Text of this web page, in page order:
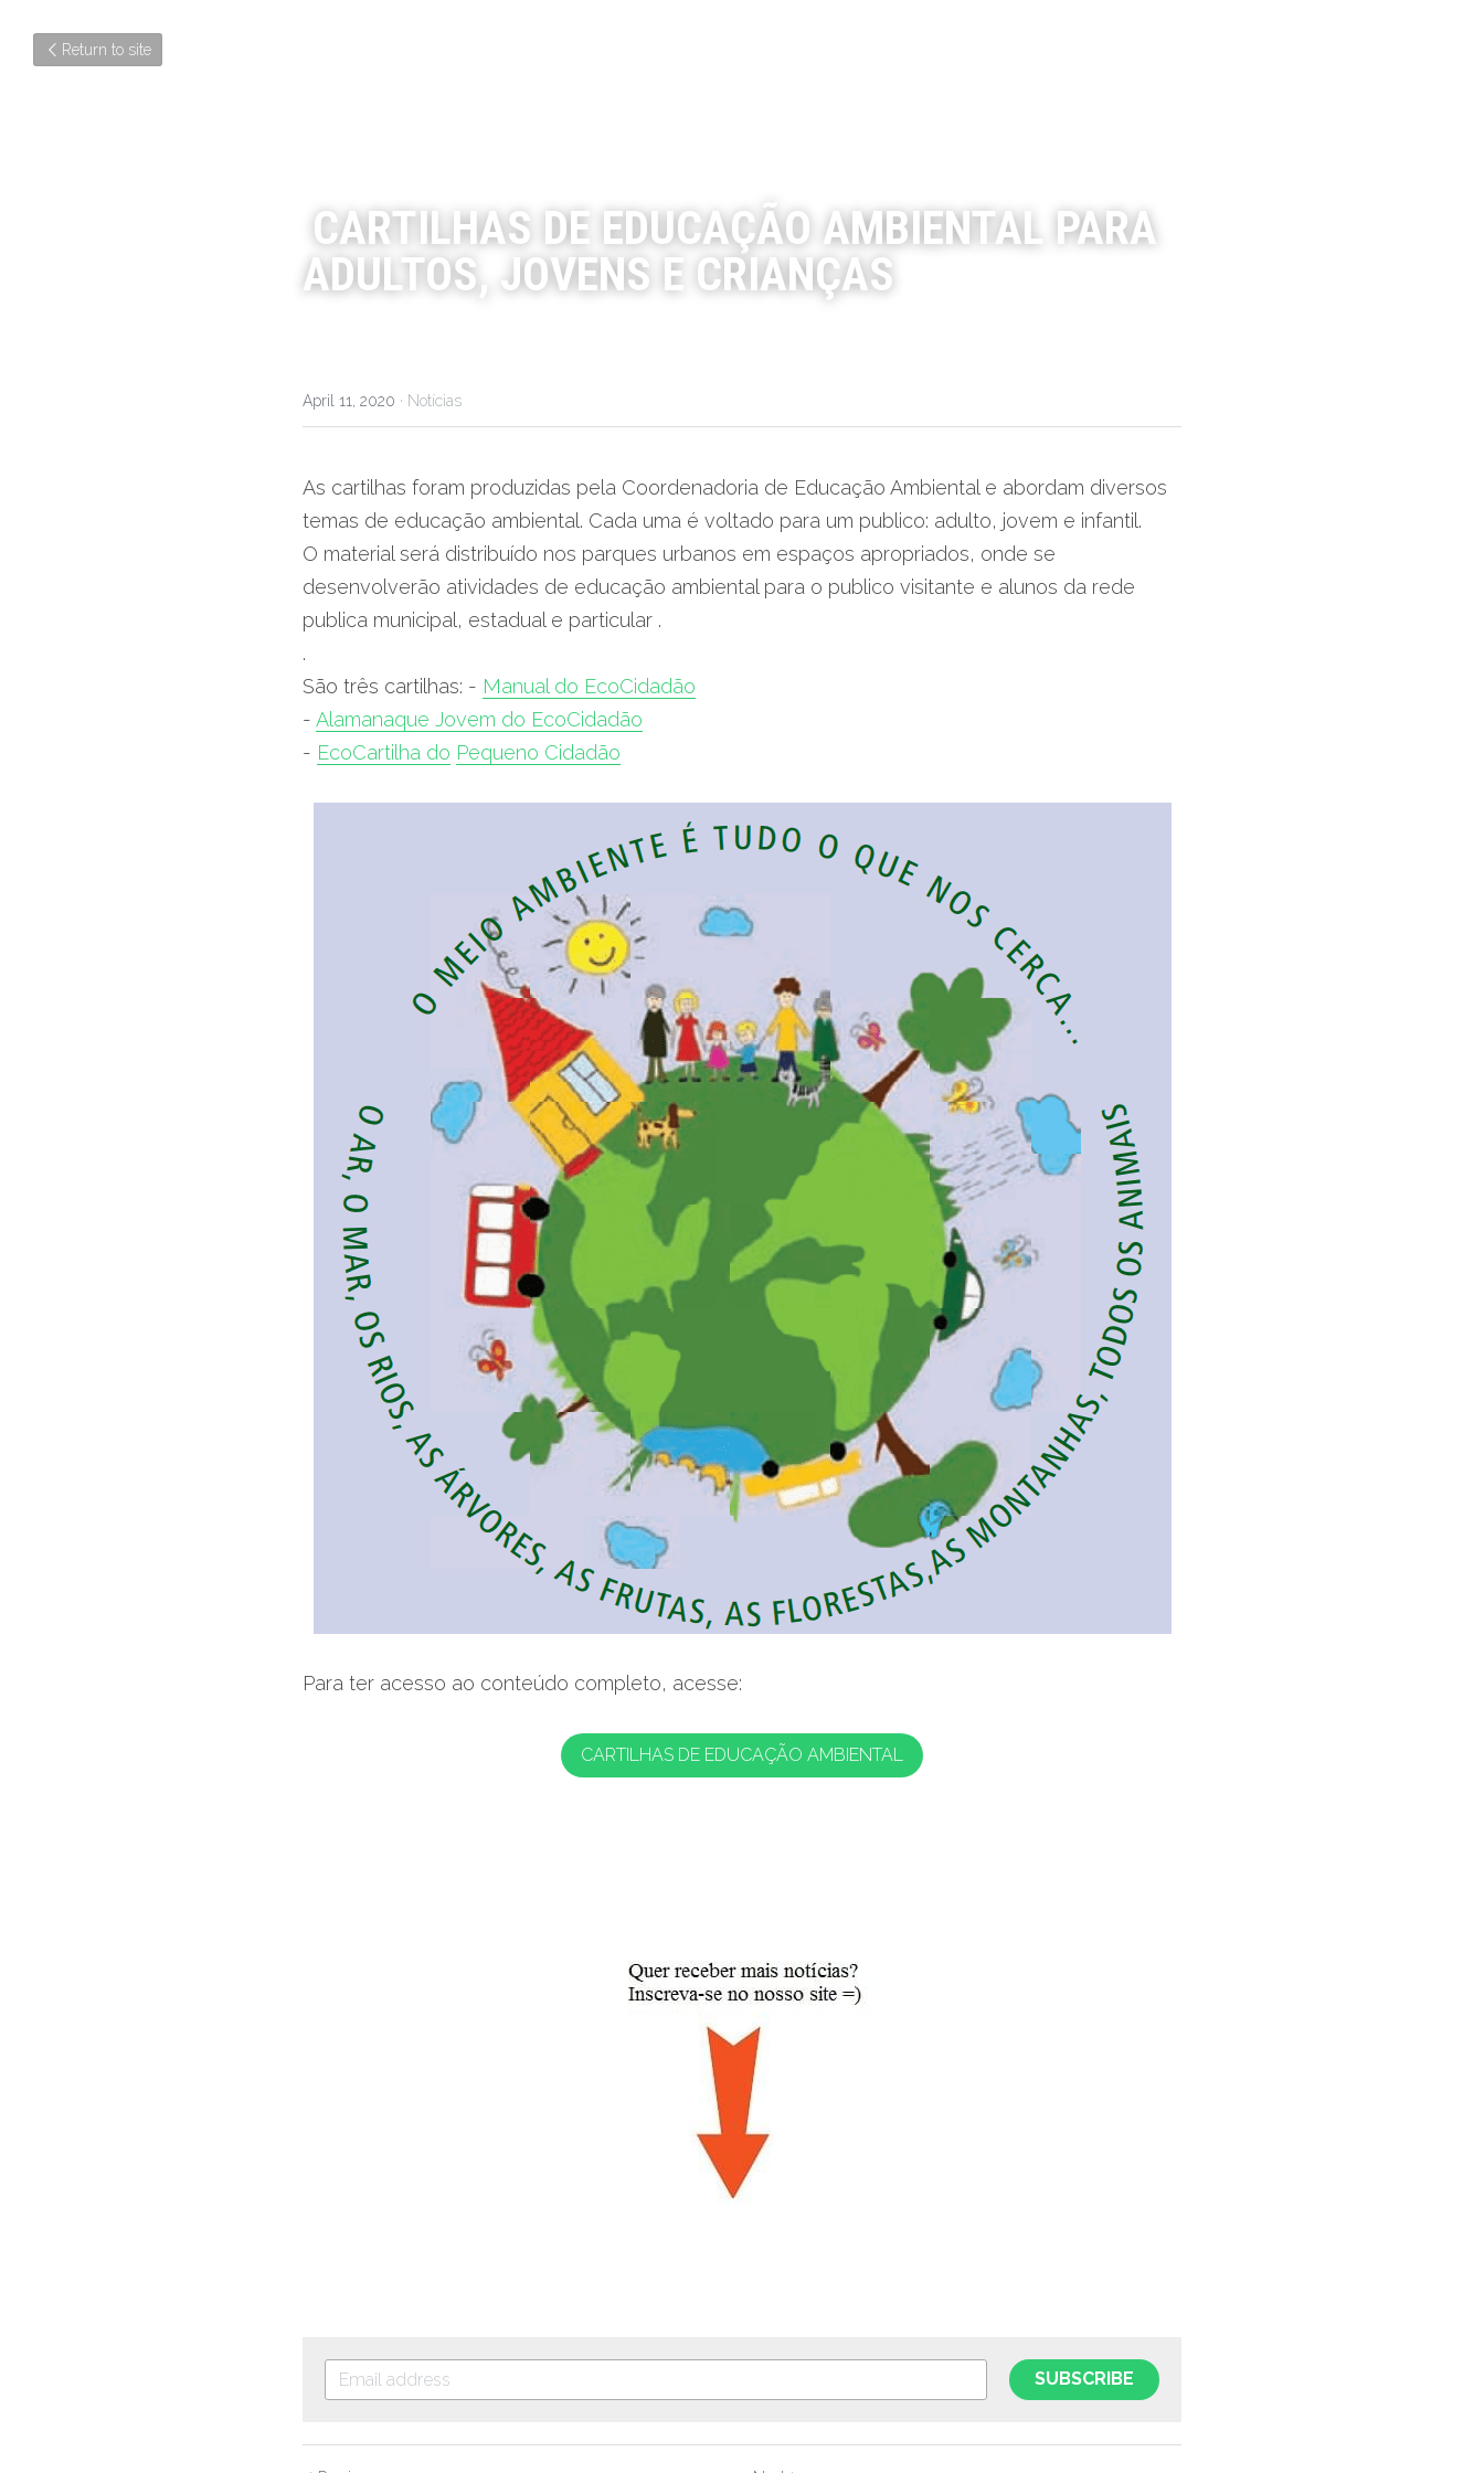
Return to site
CARTILHAS DE EDUCAÇÃO AMBIENTAL PARA
ADULTOS, JOVENS E CRIANÇAS
April 11, 2020 · Notícias
As cartilhas foram produzidas pela Coordenadoria de Educação Ambiental e abordam diversos
temas de educação ambiental. Cada uma é voltado para um publico: adulto, jovem e infantil.
O material será distribuído nos parques urbanos em espaços apropriados, onde se
desenvolverão atividades de educação ambiental para o publico visitante e alunos da rede
publica municipal, estadual e particular .
.
São três cartilhas: - Manual do EcoCidadão
- Alamanaque Jovem do EcoCidadão
- EcoCartilha do Pequeno Cidadão
Para ter acesso ao conteúdo completo, acesse:
CARTILHAS DE EDUCAÇÃO AMBIENTAL
SUBSCRIBE